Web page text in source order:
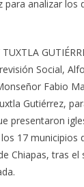
para analizar los
Social,
Fabio
Gutiérrez,
presentaron
17 municipios
Chiapas, tras el